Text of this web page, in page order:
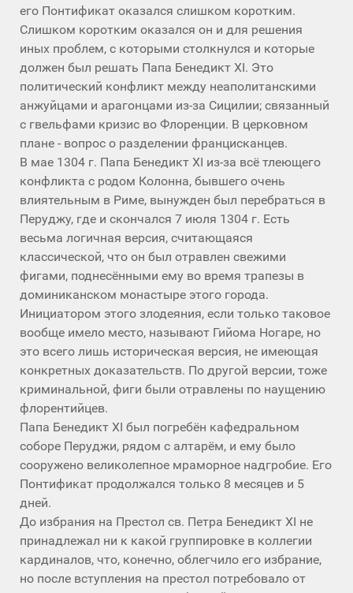
его Понтификат оказался слишком коротким.
Слишком коротким оказался он и для решения
иных проблем, с которыми столкнулся и которые
должен был решать Папа Бенедикт XI. Это
политический конфликт между неаполитанскими
анжуйцами и арагонцами из-за Сицилии; связанный
с гвельфами кризис во Флоренции. В церковном
плане - вопрос о разделении францисканцев.
В мае 1304 г. Папа Бенедикт XI из-за всё тлеющего
конфликта с родом Колонна, бывшего очень
влиятельным в Риме, вынужден был перебраться в
Перуджу, где и скончался 7 июля 1304 г. Есть
весьма логичная версия, считающаяся
классической, что он был отравлен свежими
фигами, поднесёнными ему во время трапезы в
доминиканском монастыре этого города.
Инициатором этого злодеяния, если только таковое
вообще имело место, называют Гийома Ногаре, но
это всего лишь историческая версия, не имеющая
конкретных доказательств. По другой версии, тоже
криминальной, фиги были отравлены по наущению
флорентийцев.
Папа Бенедикт XI был погребён кафедральном
соборе Перуджи, рядом с алтарём, и ему было
сооружено великолепное мраморное надгробие. Его
Понтификат продолжался только 8 месяцев и 5
дней.
До избрания на Престол св. Петра Бенедикт XI не
принадлежал ни к какой группировке в коллегии
кардиналов, что, конечно, облегчило его избрание,
но после вступления на престол потребовало от